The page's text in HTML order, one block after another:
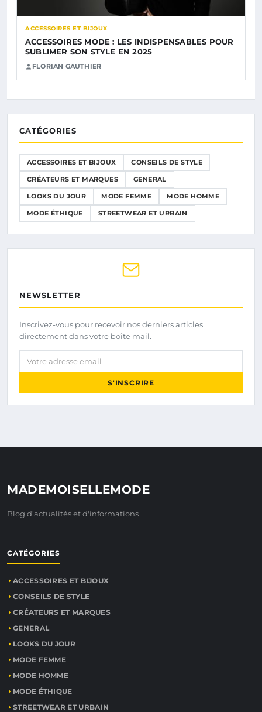
ACCESSOIRES ET BIJOUX
ACCESSOIRES MODE : LES INDISPENSABLES POUR
SUBLIMER SON STYLE EN 2025
FLORIAN GAUTHIER
CATÉGORIES
ACCESSOIRES ET BIJOUX CONSEILS DE STYLE
CRÉATEURS ET MARQUES GENERAL
LOOKS DU JOUR MODE FEMME MODE HOMME
MODE ÉTHIQUE STREETWEAR ET URBAIN
NEWSLETTER
Inscrivez-vous pour recevoir nos derniers articles
directement dans votre boîte mail.
Votre adresse email
S'INSCRIRE
MADEMOISELLEMODE
Blog d'actualités et d'informations
CATÉGORIES
ACCESSOIRES ET BIJOUX
CONSEILS DE STYLE
CRÉATEURS ET MARQUES
GENERAL
LOOKS DU JOUR
MODE FEMME
MODE HOMME
MODE ÉTHIQUE
STREETWEAR ET URBAIN